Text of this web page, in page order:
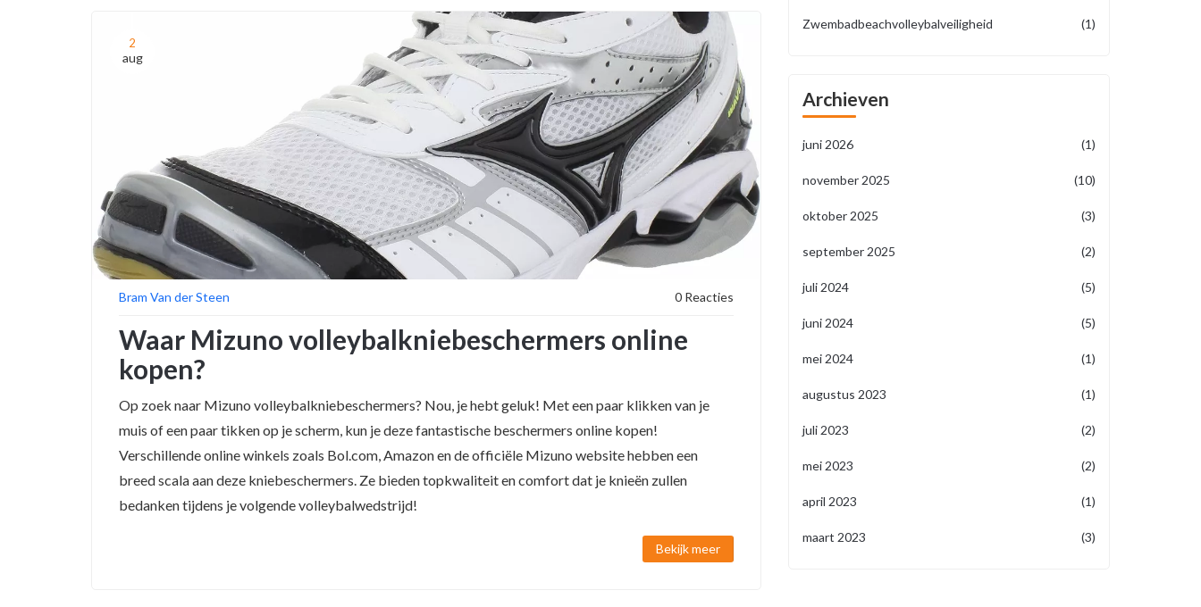
2
aug
Bram Van der Steen 0 Reacties
Waar Mizuno volleybalkniebeschermers online
kopen?
Op zoek naar Mizuno volleybalkniebeschermers? Nou, je hebt geluk! Met een paar klikken van je
muis of een paar tikken op je scherm, kun je deze fantastische beschermers online kopen!
Verschillende online winkels zoals Bol.com, Amazon en de officiële Mizuno website hebben een
breed scala aan deze kniebeschermers. Ze bieden topkwaliteit en comfort dat je knieën zullen
bedanken tijdens je volgende volleybalwedstrijd!
Bekijk meer
Zwembadbeachvolleybalveiligheid (1)
Archieven
juni 2026 (1)
november 2025 (10)
oktober 2025 (3)
september 2025 (2)
juli 2024 (5)
juni 2024 (5)
mei 2024 (1)
augustus 2023 (1)
juli 2023 (2)
mei 2023 (2)
april 2023 (1)
maart 2023 (3)